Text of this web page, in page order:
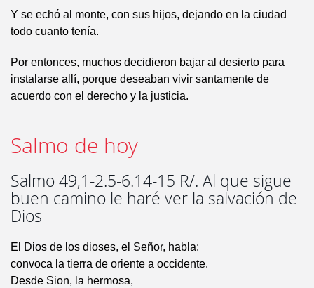
Y se echó al monte, con sus hijos, dejando en la ciudad
todo cuanto tenía.
Por entonces, muchos decidieron bajar al desierto para
instalarse allí, porque deseaban vivir santamente de
acuerdo con el derecho y la justicia.
Salmo de hoy
Salmo 49,1-2.5-6.14-15 R/. Al que sigue
buen camino le haré ver la salvación de
Dios
El Dios de los dioses, el Señor, habla:
convoca la tierra de oriente a occidente.
Desde Sion, la hermosa,